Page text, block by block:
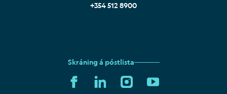
+354 512 8900
Skráning á póstlista